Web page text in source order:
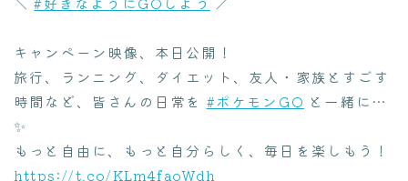
キャンペーン映像、本日公開！
旅行、ランニング、ダイエット、友人・家族とすごす
時間など、皆さんの日常を #ポケモンGO と一緒に…
✨
もっと自由に、もっと自分らしく、毎日を楽しもう！
https://t.co/KLm4faoWdh